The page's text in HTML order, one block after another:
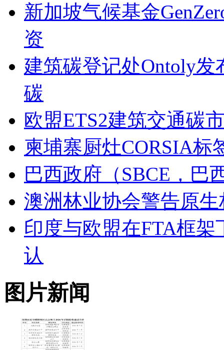
新加坡气候基金
资
建筑碳登记处Ontoly发
碳
欧盟ETS2建筑交通碳
柬埔寨厨灶CORSIA标
巴西政府（SBCE，巴
澳洲林业协会警告原
印度与欧盟在FTA框
认
图片新闻